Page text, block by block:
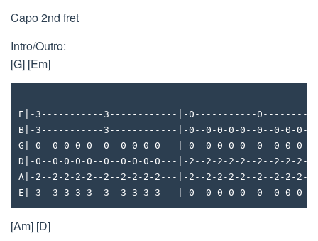
Capo 2nd fret
Intro/Outro:
[G] [Em]
E|-3-----------3------------|-0-----------
B|-3-----------3------------|-0--0-0-0-0--0--0-0-0-
G|-0--0-0-0-0--0--0-0-0-0---|-0--0-0-0-0--0--0-0-0-
D|-0--0-0-0-0--0--0-0-0-0---|-2--2-2-2-2--2--2-2-2-
A|-2--2-2-2-2--2--2-2-2-2---|-2--2-2-2-2--2--2-2-2-
E|-3--3-3-3-3--3--3-3-3-3---|-0--0-0-0-0--0--0-0-0-
[Am] [D]